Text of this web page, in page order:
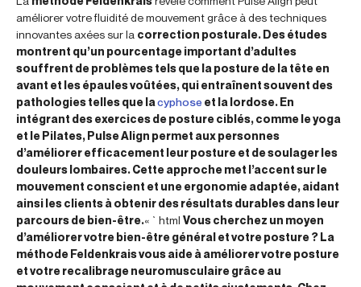
améliorer votre fluidité de mouvement grâce à des techniques
innovantes axées sur la correction posturale. Des études
montrent qu’un pourcentage important d’adultes
souffrent de problèmes tels que la posture de la tête en
avant et les épaules voûtées, qui entraînent souvent des
pathologies telles que lacyphose et la lordose. En
intégrant des exercices de posture ciblés, comme le yoga
et le Pilates, Pulse Align permet aux personnes
d’améliorer efficacement leur posture et de soulager les
douleurs lombaires. Cette approche met l’accent sur le
mouvement conscient et une ergonomie adaptée, aidant
ainsi les clients à obtenir des résultats durables dans leur
parcours de bien-être.« `html Vous cherchez un moyen
d’améliorer votre bien-être général et votre posture ? La
méthode Feldenkrais vous aide à améliorer votre posture
et votre recalibrage neuromusculaire grâce au